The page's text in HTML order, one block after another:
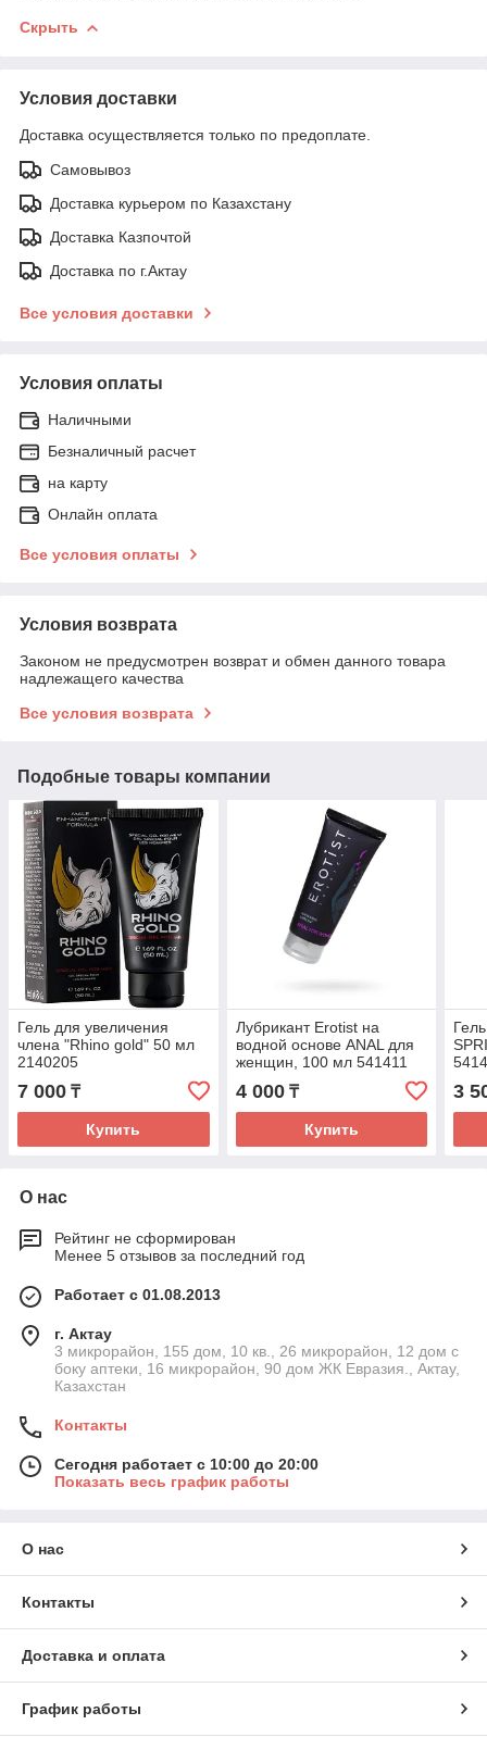
Скрыть
Условия доставки
Доставка осуществляется только по предоплате.
Самовывоз
Доставка курьером по Казахстану
Доставка Казпочтой
Доставка по г.Актау
Все условия доставки
Условия оплаты
Наличными
Безналичный расчет
на карту
Онлайн оплата
Все условия оплаты
Условия возврата
Законом не предусмотрен возврат и обмен данного товара
надлежащего качества
Все условия возврата
Подобные товары компании
Гель для увеличения
члена "Rhino gold" 50 мл
2140205
7 000 ₸
Купить
Лубрикант Erotist на
водной основе ANAL для
женщин, 100 мл 541411
4 000₸
Купить
3
О нас
Рейтинг не сформирован
Менее 5 отзывов за последний год
Работает с 01.08.2013
г. Актау
3 микрорайон, 155 дом, 10 кв., 26 микрорайон, 12 дом с
боку аптеки, 16 микрорайон, 90 дом ЖК Евразия., Актау,
Казахстан
Контакты
Сегодня работает с 10:00 до 20:00
Показать весь график работы
О нас
Контакты
Доставка и оплата
График работы